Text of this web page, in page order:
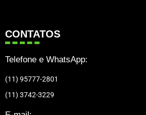
CONTATOS
Telefone e WhatsApp:
(11) 95777-2801
(11) 3742-3229